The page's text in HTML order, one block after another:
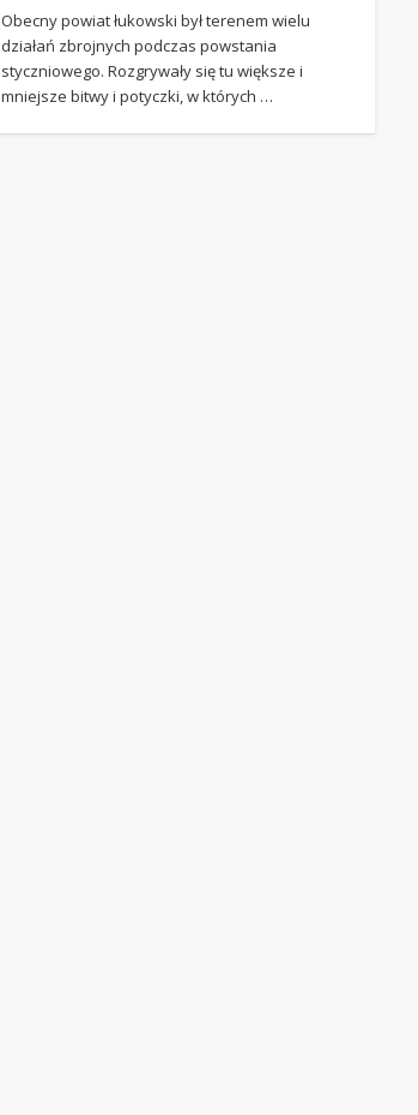
Obecny powiat łukowski był terenem wielu
działań zbrojnych podczas powstania
styczniowego. Rozgrywały się tu większe i
mniejsze bitwy i potyczki, w których …